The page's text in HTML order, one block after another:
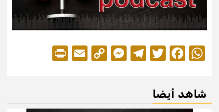
WhatsApp
Facebook
Twitter
Telegram
Messenger
Copy
Email
شاهد أيضا